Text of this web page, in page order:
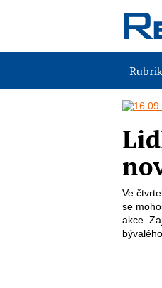
Ve
se
akce.